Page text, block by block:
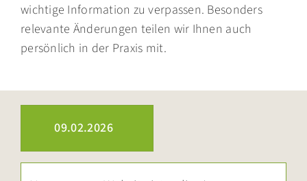
wichtige Information zu verpassen. Besonders
relevante Änderungen teilen wir Ihnen auch
persönlich in der Praxis mit.
09.02.2026